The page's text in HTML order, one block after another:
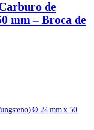
de
mm – Broca de